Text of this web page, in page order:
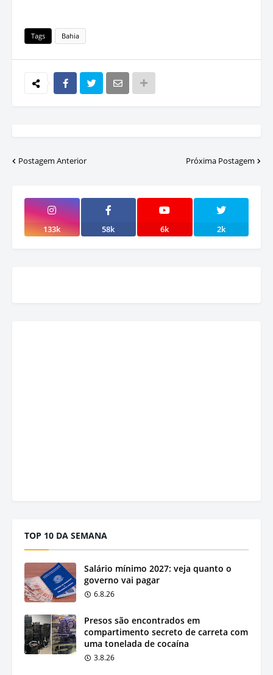
Tags Bahia
Postagem Anterior Próxima Postagem
133k 58k 6k 2k
TOP 10 DA SEMANA
Salário mínimo 2027: veja quanto o
governo vai pagar
6.8.26
Presos são encontrados em
compartimento secreto de carreta com
uma tonelada de cocaína
3.8.26